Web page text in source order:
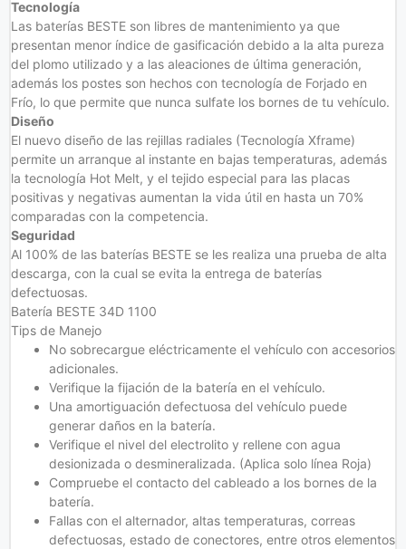
Tecnología
Las baterías BESTE son libres de mantenimiento ya que
presentan menor índice de gasificación debido a la alta pureza
del plomo utilizado y a las aleaciones de última generación,
además los postes son hechos con tecnología de Forjado en
Frío, lo que permite que nunca sulfate los bornes de tu vehículo.
Diseño
El nuevo diseño de las rejillas radiales (Tecnología Xframe)
permite un arranque al instante en bajas temperaturas, además
la tecnología Hot Melt, y el tejido especial para las placas
positivas y negativas aumentan la vida útil en hasta un 70%
comparadas con la competencia.
Seguridad
Al 100% de las baterías BESTE se les realiza una prueba de alta
descarga, con la cual se evita la entrega de baterías
defectuosas.
Batería BESTE 34D 1100
Tips de Manejo
No sobrecargue eléctricamente el vehículo con accesorios
adicionales.
Verifique la fijación de la batería en el vehículo.
Una amortiguación defectuosa del vehículo puede
generar daños en la batería.
Verifique el nivel del electrolito y rellene con agua
desionizada o desmineralizada. (Aplica solo línea Roja)
Compruebe el contacto del cableado a los bornes de la
batería.
Fallas con el alternador, altas temperaturas, correas
defectuosas, estado de conectores, entre otros elementos